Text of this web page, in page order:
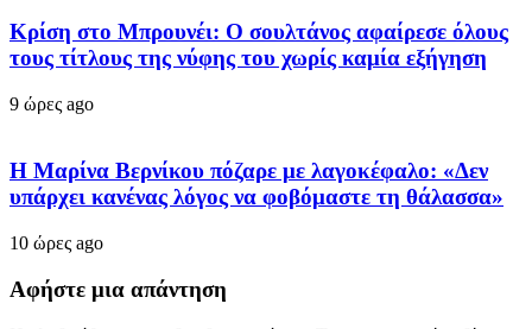
Κρίση στο Μπρουνέι: Ο σουλτάνος αφαίρεσε όλους
τους τίτλους της νύφης του χωρίς καμία εξήγηση
9 ώρες ago
Η Μαρίνα Βερνίκου πόζαρε με λαγοκέφαλο: «Δεν
υπάρχει κανένας λόγος να φοβόμαστε τη θάλασσα»
10 ώρες ago
Αφήστε μια απάντηση